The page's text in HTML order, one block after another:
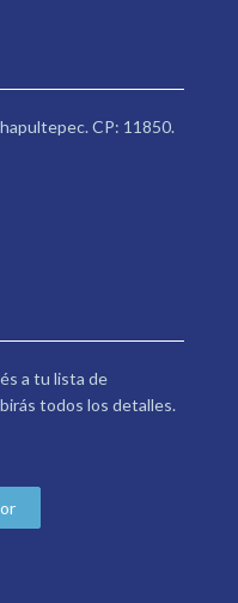
CP: 11850.
a tu lista de
todos los detalles.